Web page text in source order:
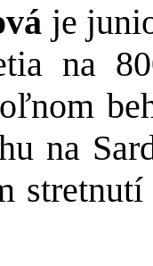
je
na
na